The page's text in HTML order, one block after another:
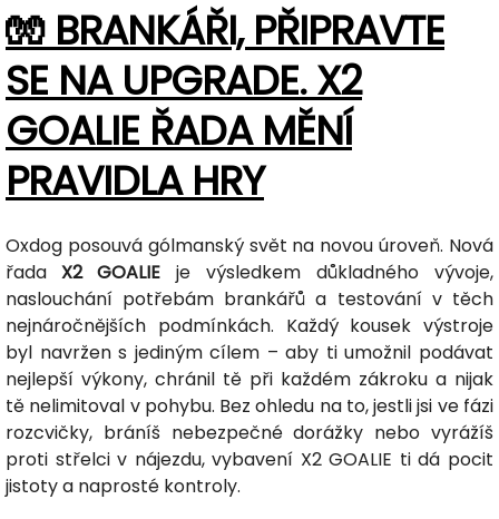
🧤 BRANKÁŘI, PŘIPRAVTE
SE NA UPGRADE. X2
GOALIE ŘADA MĚNÍ
PRAVIDLA HRY
Oxdog posouvá gólmanský svět na novou úroveň. Nová
řada X2 GOALIE je výsledkem důkladného vývoje,
naslouchání potřebám brankářů a testování v těch
nejnáročnějších podmínkách. Každý kousek výstroje
byl navržen s jediným cílem – aby ti umožnil podávat
nejlepší výkony, chránil tě při každém zákroku a nijak
tě nelimitoval v pohybu. Bez ohledu na to, jestli jsi ve fázi
rozcvičky, bráníš nebezpečné dorážky nebo vyrážíš
proti střelci v nájezdu, vybavení X2 GOALIE ti dá pocit
jistoty a naprosté kontroly.